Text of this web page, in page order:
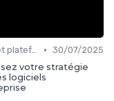
Outils et plateformes • 30/07/2025
votre stratégie
logiciels